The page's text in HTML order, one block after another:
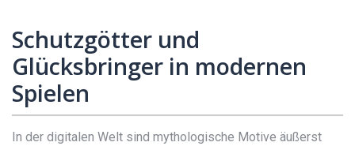
Schutzgötter und
Glücksbringer in modernen
Spielen
In der digitalen Welt sind mythologische Motive äußerst